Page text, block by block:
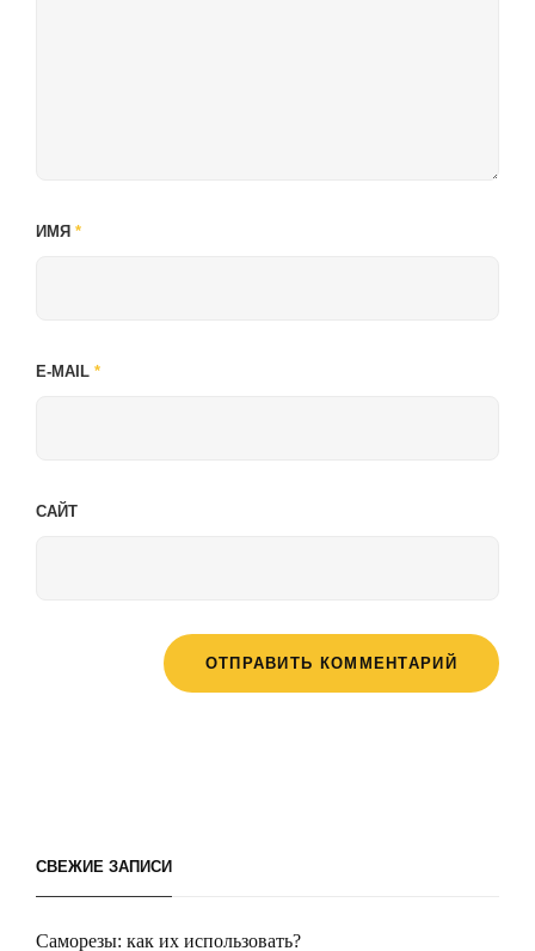
ИМЯ *
E-MAIL *
САЙТ
СВЕЖИЕ ЗАПИСИ
Саморезы: как их использовать?